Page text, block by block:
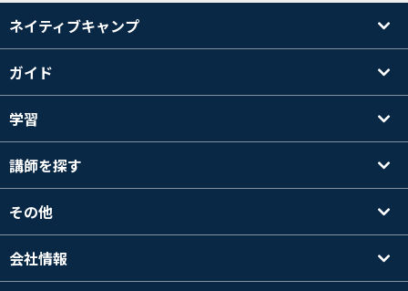
ネイティブキャンプ
ガイド
学習
講師を探す
その他
会社情報